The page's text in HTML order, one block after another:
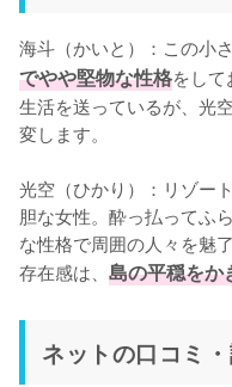
海斗（かいと）：この小
でやや堅物な性格をし
生活を送っているが、光
変します。
光空（ひかり）：リゾー
胆な女性。酔っ払ってふ
な性格で周囲の人々を魅
存在感は、 島の平穏をか
ネットの口コミ